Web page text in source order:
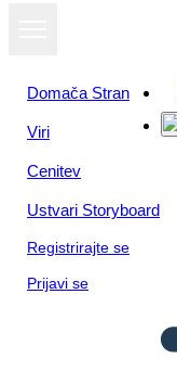
Domača Stran
Viri
Cenitev
Ustvari Storyboard
Registrirajte se
Prijavi se